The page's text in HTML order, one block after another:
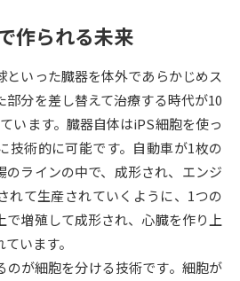
備 資料検索
受験スケジュールを立てよう
テレメール全国一斉進学調査
作られる未来
といった臓器を体外であらかじめス
部分を差し替えて治療する時代が10
います。臓器自体はiPS細胞を使っ
技術的に可能です。自動車が1枚の
のラインの中で、成形され、エンジ
れて生産されていくように、1つの
で増殖して成形され、心臓を作り上
います。
のが細胞を分ける技術です。細胞が